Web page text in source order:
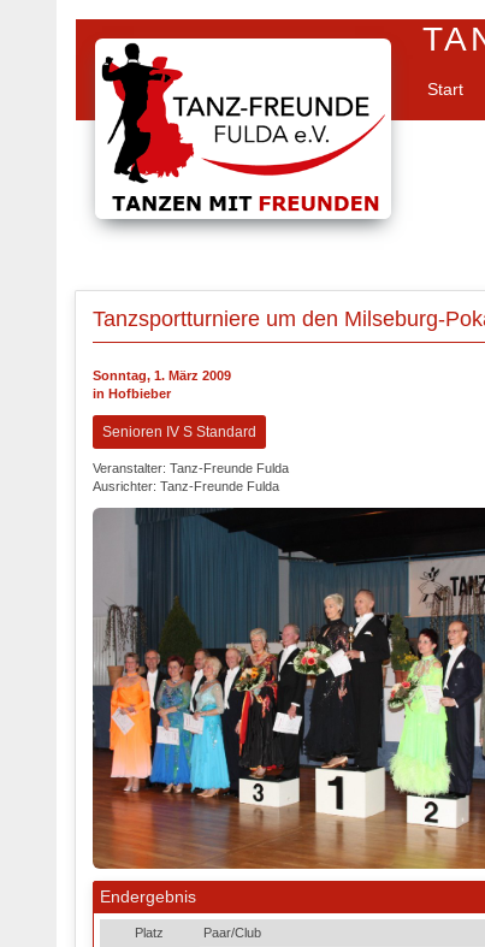
Start
Tanzsportturniere um den Milseburg-
Sonntag, 1. März 2009
in Hofbieber
Senioren IV S Standard
Veranstalter: Tanz-Freunde Fulda
Ausrichter: Tanz-Freunde Fulda
Endergebnis
Platz Paar/Club